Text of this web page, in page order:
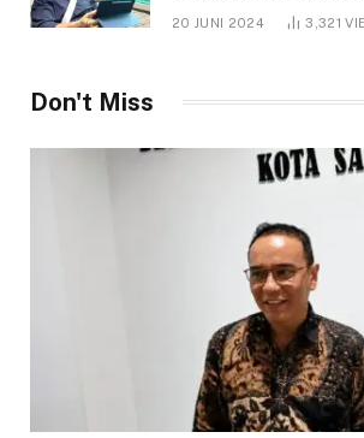
20 JUNI 2024 3,321
Don't Miss